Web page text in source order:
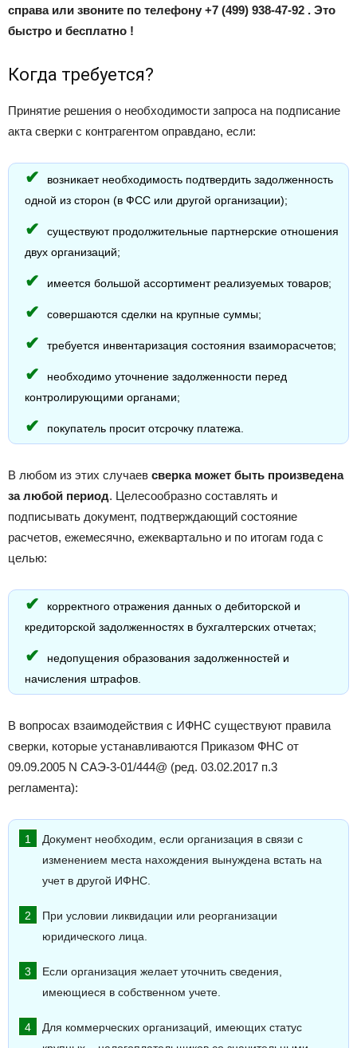
справа или звоните по телефону +7 (499) 938-47-92 . Это
быстро и бесплатно !
Когда требуется?
Принятие решения о необходимости запроса на подписание
акта сверки с контрагентом оправдано, если:
возникает необходимость подтвердить задолженность
одной из сторон (в ФСС или другой организации);
существуют продолжительные партнерские отношения
двух организаций;
имеется большой ассортимент реализуемых товаров;
совершаются сделки на крупные суммы;
требуется инвентаризация состояния взаиморасчетов;
необходимо уточнение задолженности перед
контролирующими органами;
покупатель просит отсрочку платежа.
В любом из этих случаев сверка может быть произведена
за любой период. Целесообразно составлять и
подписывать документ, подтверждающий состояние
расчетов, ежемесячно, ежеквартально и по итогам года с
целью:
корректного отражения данных о дебиторской и
кредиторской задолженностях в бухгалтерских отчетах;
недопущения образования задолженностей и
начисления штрафов.
В вопросах взаимодействия с ИФНС существуют правила
сверки, которые устанавливаются Приказом ФНС от
09.09.2005 N САЭ-3-01/444@ (ред. 03.02.2017 п.3
регламента):
Документ необходим, если организация в связи с
изменением места нахождения вынуждена встать на
учет в другой ИФНС.
При условии ликвидации или реорганизации
юридического лица.
Если организация желает уточнить сведения,
имеющиеся в собственном учете.
Для коммерческих организаций, имеющих статус